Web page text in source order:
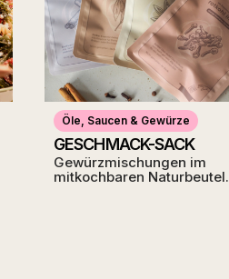
Öle, Saucen & Gewürze
GESCHMACK-SACK
Gewürzmischungen im
mitkochbaren Naturbeutel.